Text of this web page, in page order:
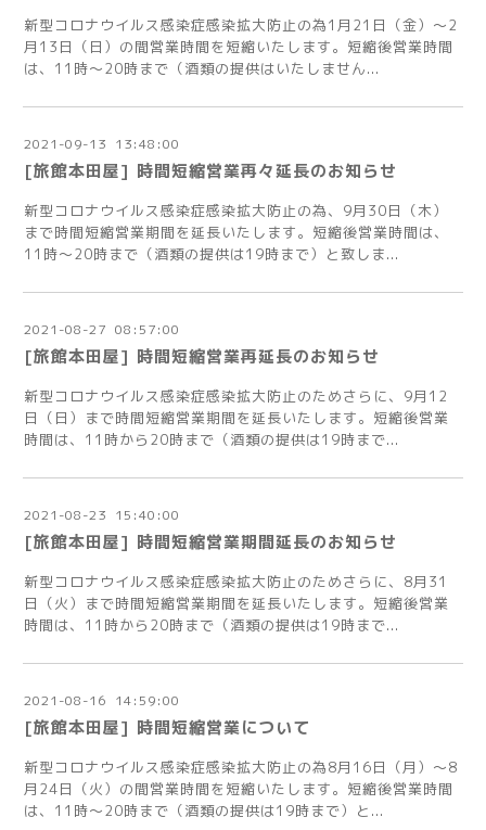
新型コロナウイルス感染症感染拡大防止の為1月21日（金）～2
月13日（日）の間営業時間を短縮いたします。短縮後営業時間
は、11時～20時まで（酒類の提供はいたしません...
2021 -09-13 13:48:00
[旅館本田屋] 時間短縮営業再々延長のお知らせ
新型コロナウイルス感染症感染拡大防止の為、9月30日（木）
まで時間短縮営業期間を延長いたします。短縮後営業時間は、
11時～20時まで（酒類の提供は19時まで）と致しま...
2021 -08-27 08:57:00
[旅館本田屋] 時間短縮営業再延長のお知らせ
新型コロナウイルス感染症感染拡大防止のためさらに、9月12
日（日）まで時間短縮営業期間を延長いたします。短縮後営業
時間は、11時から20時まで（酒類の提供は19時まで...
2021 -08-23 15:40:00
[旅館本田屋] 時間短縮営業期間延長のお知らせ
新型コロナウイルス感染症感染拡大防止のためさらに、8月31
日（火）まで時間短縮営業期間を延長いたします。短縮後営業
時間は、11時から20時まで（酒類の提供は19時まで...
2021 -08-16 14:59:00
[旅館本田屋] 時間短縮営業について
新型コロナウイルス感染症感染拡大防止の為8月16日（月）～8
月24日（火）の間営業時間を短縮いたします。短縮後営業時間
は、11時～20時まで（酒類の提供は19時まで）と...